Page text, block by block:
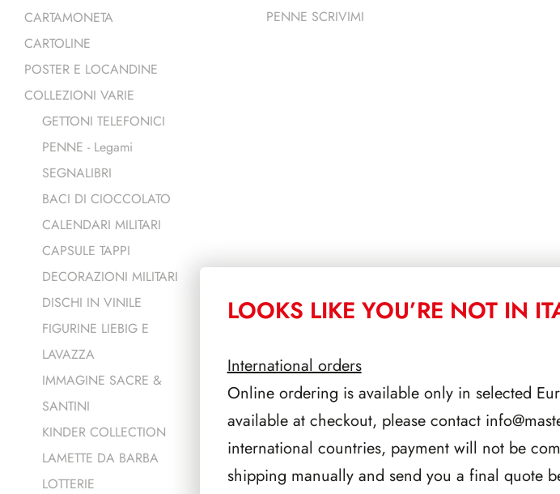
PENNE SCRIVIMI
CARTAMONETA
CARTOLINE
POSTER E LOCANDINE
COLLEZIONI VARIE
GETTONI TELEFONICI
PENNE - Legami
SEGNALIBRI
BACI DI CIOCCOLATO
CALENDARI MILITARI
CAPSULE TAPPI
DECORAZIONI MILITARI
DISCHI IN VINILE
FIGURINE LIEBIG E
LAVAZZA
IMMAGINE SACRE &
SANTINI
KINDER COLLECTION
LAMETTE DA BARBA
LOTTERIE
LOOKS LIKE YOU’RE NOT IN
International orders
Online ordering is available only in selected
available at checkout, please contact
international countries, payment will not be
shipping manually and send you a final quote